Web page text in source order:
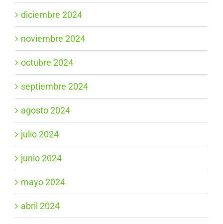
diciembre 2024
noviembre 2024
octubre 2024
septiembre 2024
agosto 2024
julio 2024
junio 2024
mayo 2024
abril 2024